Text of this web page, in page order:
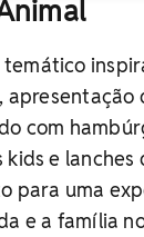
com
e lanches
para uma
e a família